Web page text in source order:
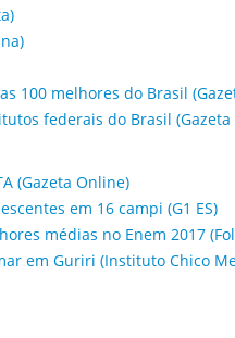
100 melhores do Brasil
federais do Brasil
(Gazeta Online)
em 16 campi (G1 ES)
médias no Enem 2017
em Guriri (Instituto Chico